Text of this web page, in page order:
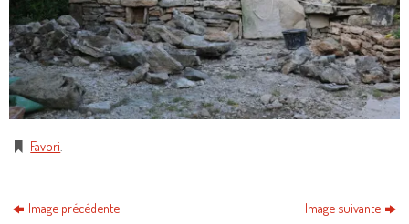
Favori
Image précédente Image suivante